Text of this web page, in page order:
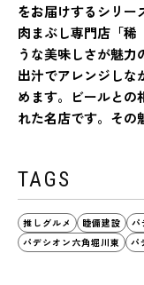
をお届けするシリー
肉まぶし専門店「
うな美味しさが魅
出汁でアレンジしな
めます。ビールとの
れた名店です。そ
TAGS
推しグルメ 睦備建設 パ
パデシオン六角堀川東
パ